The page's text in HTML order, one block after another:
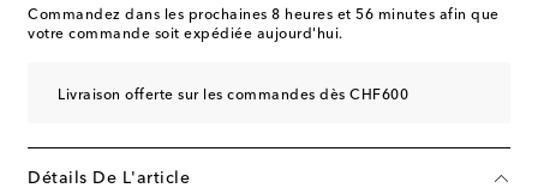
Commandez dans les prochaines 8 heures et 56 minutes afin que
votre commande soit expédiée aujourd'hui.
Livraison offerte sur les commandes dès CHF600
Détails De L'article